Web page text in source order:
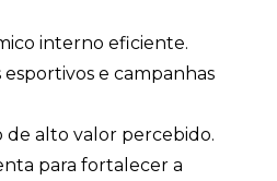
interno eficiente.
e campanhas
de alto valor percebido.
para fortalecer a